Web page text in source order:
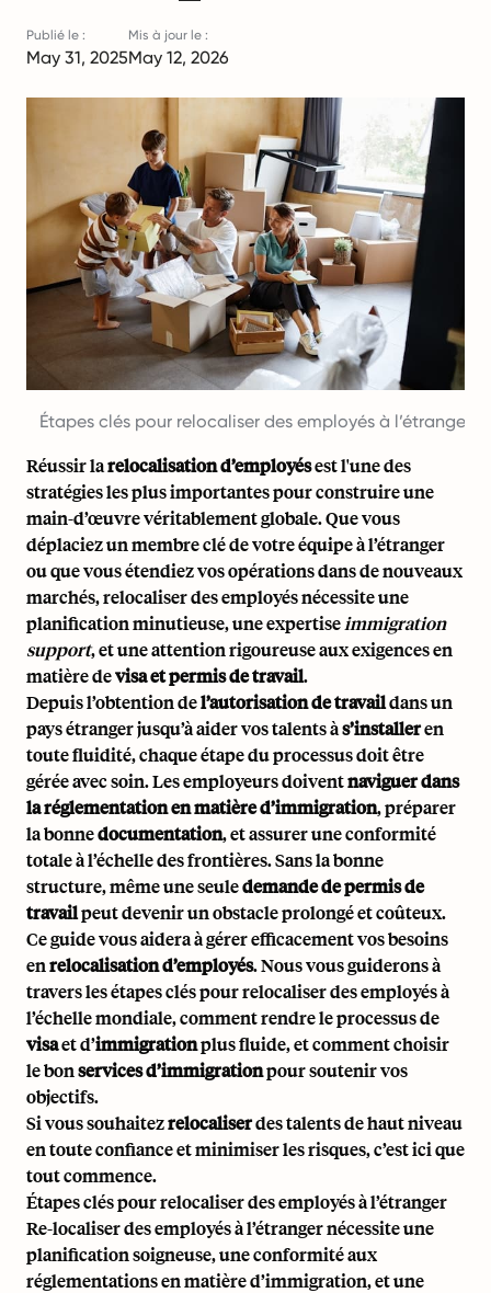
Publié le :
May 31, 2025
Mis à jour le :
May 12, 2026
Étapes clés pour relocaliser des employés à l’étranger
Réussir larelocalisation d’employésest l'une des
stratégies les plus importantes pour construire une
main-d’œuvre véritablementglobale. Que vous
déplaciez un membre clé de votre équipe à l’étranger
ou que vous étendiez vos opérations dans de nouveaux
marchés, relocaliser des employés nécessite une
planification minutieuse, une expertiseimmigration
support, et une attention rigoureuse aux exigences en
matière devisa et permis de travail.
Depuis l’obtention del’autorisation de travaildans un
pays étranger jusqu’à aider vos talents às’installeren
toute fluidité, chaque étape du processus doit être
gérée avec soin. Les employeurs doiventnaviguer dans
la réglementation en matière d’immigration, préparer
la bonnedocumentation, et assurer une conformité
totale à l’échelle des frontières. Sans la bonne
structure, même une seuledemande de permis de
travailpeut devenir un obstacle prolongé et coûteux.
Ce guide vous aidera à gérer efficacement vos besoins
enrelocalisation d’employés. Nous vous guiderons à
travers les étapes clés pour relocaliser des employés à
l’échelle mondiale, comment rendre le processus de
visaet d’immigrationplus fluide, et comment choisir
le bonservices d’immigrationpour soutenir vos
objectifs.
Si vous souhaitezrelocaliserdes talents de haut niveau
en toute confiance et minimiser les risques, c’est ici que
tout commence.
Étapes clés pour relocaliser des employés à l’étranger
Re-localiser des employés à l’étranger nécessite une
planification soigneuse, une conformité aux
réglementations en matière d’immigration, et une